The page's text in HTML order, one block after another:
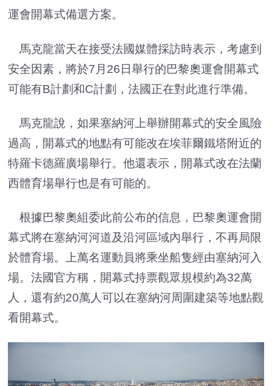
運會開幕式備選方案。
馬克龍當天在接受法國媒體採訪時表示，考慮到
安全因素，將於7月26日舉行的巴黎奧運會開幕式
可能有B計劃和C計劃，法國正在對此進行準備。
馬克龍說，如果塞納河上舉辦開幕式的安全風險
過高，開幕式的地點有可能改在埃菲爾鐵塔附近的
特羅卡德羅廣場舉行。他還表示，開幕式改在法蘭
西體育場舉行也是有可能的。
根據巴黎奧組委此前公布的信息，巴黎奧運會開
幕式將在塞納河河道及沿河區域內舉行，不再局限
於體育場。上萬名運動員將乘坐船隻經由塞納河入
場。法國官方稱，開幕式持票觀眾規模約為32萬
人，還有約20萬人可以在塞納河周圍建築等地點觀
看開幕式。